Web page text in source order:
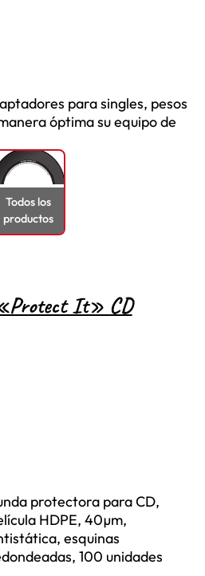
para singles, pesos
óptima su equipo de
Todos los
productos
It» CD
protectora para CD,
HDPE, 40µm,
esquinas
100 unidades